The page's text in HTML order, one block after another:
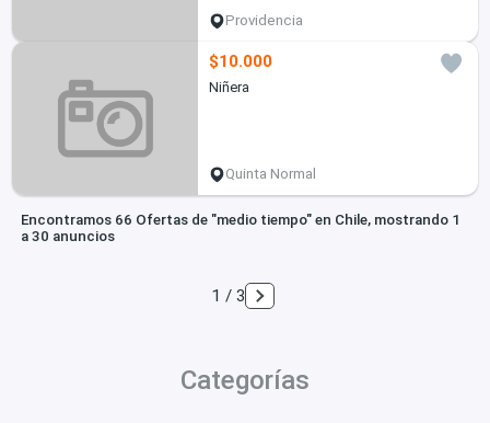
Providencia
$10.000
Niñera
Quinta Normal
Encontramos 66 Ofertas de "medio tiempo" en Chile, mostrando 1
a 30 anuncios
1 / 3
Categorías